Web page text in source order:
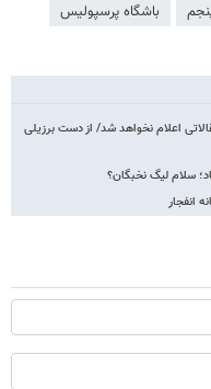
باشگاه پرسپولیس
اعلام نخواهد شد/ از دست برزیلی
سلام لیگ نخبگان؟
انفجار